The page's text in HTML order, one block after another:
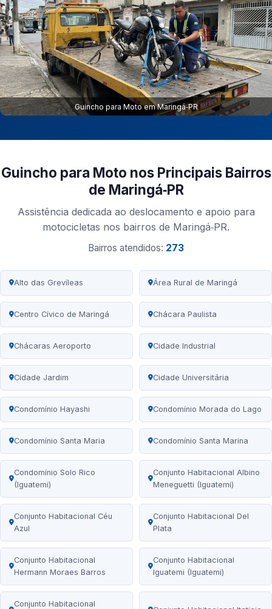
Guincho para Moto em Maringá‑PR
Guincho para Moto nos Principais Bairros
de Maringá‑PR
Assistência dedicada ao deslocamento e apoio para
motocicletas nos bairros de Maringá‑PR.
Bairros atendidos: 273
Alto das Grevíleas Área Rural de Maringá
Centro Cívico de Maringá Chácara Paulista
Chácaras Aeroporto Cidade Industrial
Cidade Jardim Cidade Universitária
Condomínio Hayashi Condomínio Morada do Lago
Condomínio Santa Maria Condomínio Santa Marina
Condomínio Solo Rico
(Iguatemi)
Conjunto Habitacional Albino
Meneguetti (Iguatemi)
Conjunto Habitacional Céu
Azul
Conjunto Habitacional Del
Plata
Conjunto Habitacional
Hermann Moraes Barros
Conjunto Habitacional
Iguatemi (Iguatemi)
Conjunto Habitacional